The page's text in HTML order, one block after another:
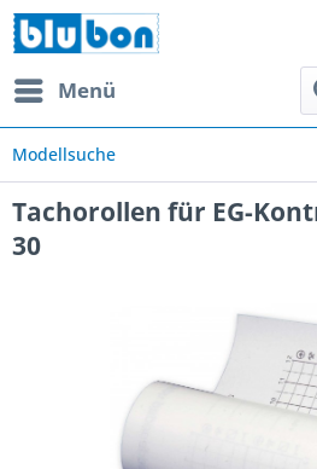
Menü
Modellsuche
Tachorollen für EG-
30